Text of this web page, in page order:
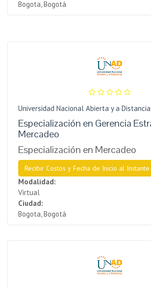
Bogota, Bogotá
Universidad Nacional Abierta y a Distancia
Especialización en Gerencia
Mercadeo
Especialización en Mercadeo
Recibir Costos y Fecha de Inicio al Instante
Modalidad:
Virtual
Ciudad:
Bogota, Bogotá